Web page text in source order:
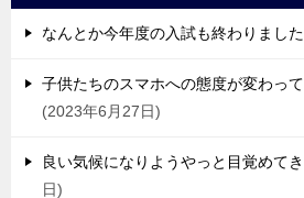
なんとか今年度の入試も終わりました
子供たちのスマホへの態度が変わっ
2023年6月27日
良い気候になりようやっと目覚めて
日